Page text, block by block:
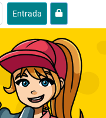
Entrada